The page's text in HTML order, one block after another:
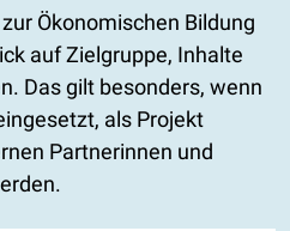
Ökonomischen Bildung
auf Zielgruppe, Inhalte
Das gilt besonders, wenn
als Projekt
Partnerinnen und